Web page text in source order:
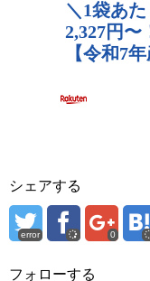
シェアする
error 0
フォローする